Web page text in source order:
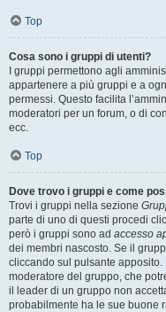
Top
Cosa sono i gruppi di utenti?
I gruppi permettono agli
appartenere a più gruppi e a
permessi. Questo facilita
moderatori per un forum, o di
ecc.
Top
Dove trovo i gruppi e come
Trovi i gruppi nella sezione
parte di uno di questi procedi
però i gruppi sono ad accesso
dei membri nascosto. Se il
cliccando sul pulsante apposito.
moderatore del gruppo, che
il leader di un gruppo non
probabilmente ha le sue buone